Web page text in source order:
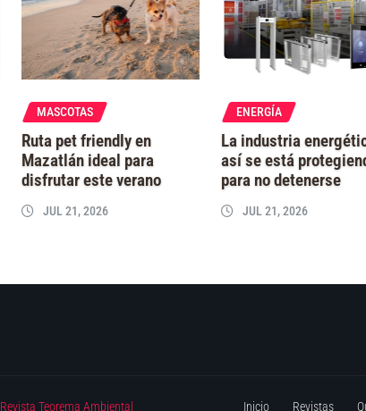
MASCOTAS
Ruta pet friendly en
Mazatlán ideal para
disfrutar este verano
JUL 21, 2026
ENERGÍA
La industria
así se está
para no detenerse
JUL 21, 2026
Revista Teorema Ambiental Inicio Revistas